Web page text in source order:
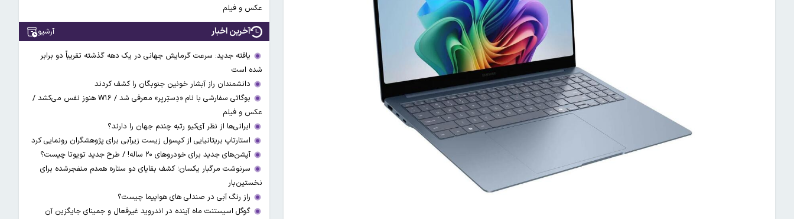
عکس و فیلم
آخرین اخبار آرشیو
یافته جدید: سرعت گرمایش جهانی در یک دهه گذشته تقریباً دو برابر
شده است
دانشمندان راز آبشار خونین جنوبگان را کشف کردند
بوگاتی سفارشی با نام «دِستِریِر» معرفی شد / W۱۶ هنوز نفس می‌کشد /
عکس و فیلم
ایرانی‌ها از نظر آی‌کیو رتبه چندم جهان را دارند؟
استارتاپ بریتانیایی از کپسول زیست زیرآبی برای پژوهشگران رونمایی کرد
آپشن‌های جدید برای خودروهای ۲۰ ساله! / طرح جدید تویوتا چیست؟
سرنوشت مرگبار یکسان؛ کشف بقایای دو ستاره همدم منفجرشده برای
نخستین‌بار
راز رنگ آبی در صندلی های هواپیما چیست؟
گوگل اسیستنت ماه آینده در اندروید غیرفعال و جمینای جایگزین آن